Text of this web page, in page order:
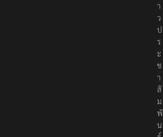
า
ว
ป
ร
ะ
ช
า
สั
ม
พั
น